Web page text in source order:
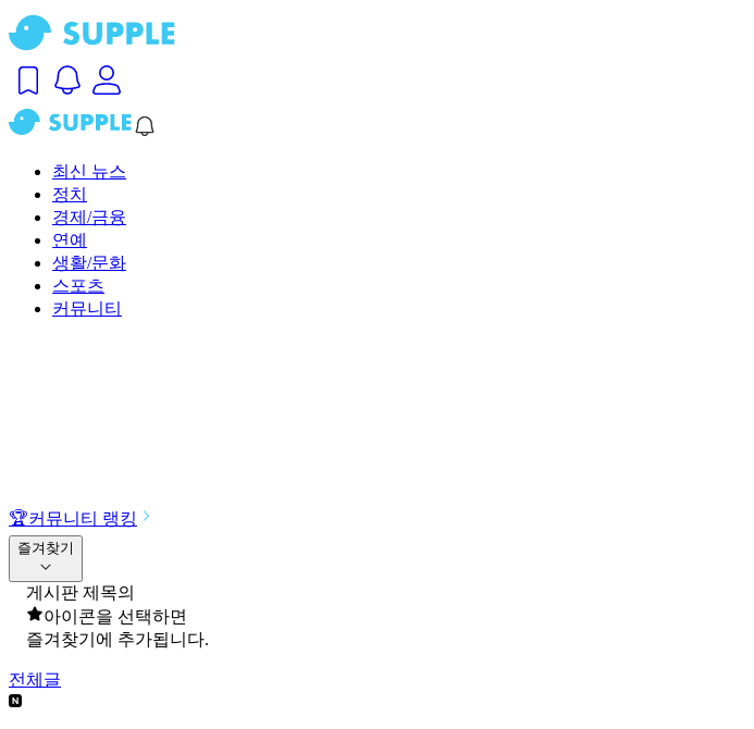
최신 뉴스
정치
경제/금융
연예
생활/문화
스포츠
커뮤니티
🏆커뮤니티 랭킹
즐겨찾기
게시판 제목의
아이콘을 선택하면
즐겨찾기에 추가됩니다.
전체글